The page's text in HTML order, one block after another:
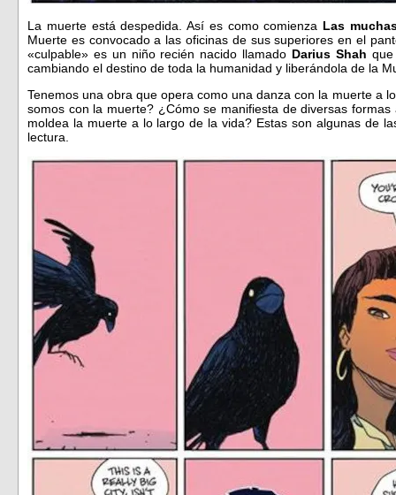
La muerte está despedida. Así es como comienza Las
Muerte es convocado a las oficinas de sus superiores en el
«culpable» es un niño recién nacido llamado Darius Shah
cambiando el destino de toda la humanidad y liberándola de la
Tenemos una obra que opera como una danza con la muerte a
somos con la muerte? ¿Cómo se manifiesta de diversas
moldea la muerte a lo largo de la vida? Estas son algunas de
lectura.